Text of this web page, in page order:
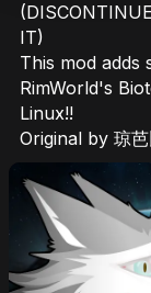
IT)
This mod adds
RimWorld's
Linux!!
Original by 琼